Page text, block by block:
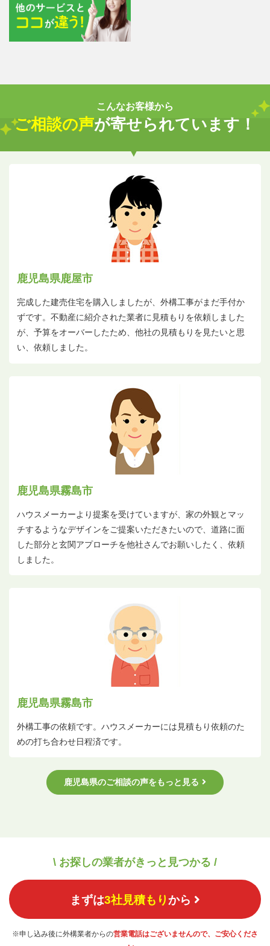
こんなお客様から
ご相談の声が寄せられています！
鹿児島県鹿屋市
完成した建売住宅を購入しましたが、外構工事がまだ手付か
ずです。不動産に紹介された業者に見積もりを依頼しました
が、予算をオーバーしたため、他社の見積もりを見たいと思
い、依頼しました。
鹿児島県霧島市
ハウスメーカーより提案を受けていますが、家の外観とマッ
チするようなデザインをご提案いただきたいので、道路に面
した部分と玄関アプローチを他社さんでお願いしたく、依頼
しました。
鹿児島県霧島市
外構工事の依頼です。ハウスメーカーには見積もり依頼のた
めの打ち合わせ日程済です。
鹿児島県のご相談の声をもっと見る
\ お探しの業者がきっと見つかる /
まずは3社見積もりから
※申し込み後に外構業者からの営業電話はございませんので、ご安心くださ